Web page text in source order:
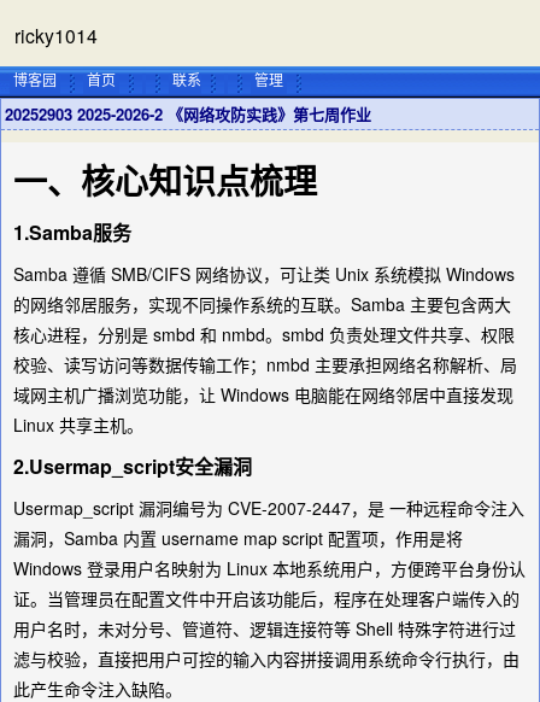
ricky1014
博客园 首页 联系 管理
20252903 2025-2026-2 《网络攻防实践》第七周作业
一、核心知识点梳理
1.Samba服务
Samba 遵循 SMB/CIFS 网络协议，可让类 Unix 系统模拟 Windows
的网络邻居服务，实现不同操作系统的互联。Samba 主要包含两大
核心进程，分别是 smbd 和 nmbd。smbd 负责处理文件共享、权限
校验、读写访问等数据传输工作；nmbd 主要承担网络名称解析、局
域网主机广播浏览功能，让 Windows 电脑能在网络邻居中直接发现
Linux 共享主机。
2.Usermap_script安全漏洞
Usermap_script 漏洞编号为 CVE-2007-2447，是 一种远程命令注入
漏洞，Samba 内置 username map script 配置项，作用是将
Windows 登录用户名映射为 Linux 本地系统用户，方便跨平台身份认
证。当管理员在配置文件中开启该功能后，程序在处理客户端传入的
用户名时，未对分号、管道符、逻辑连接符等 Shell 特殊字符进行过
滤与校验，直接把用户可控的输入内容拼接调用系统命令行执行，由
此产生命令注入缺陷。